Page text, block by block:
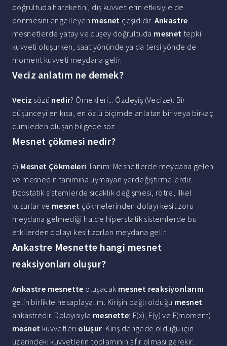
doğrultuda hareketini, dış kuvvetlerin etkisiyle de
dönmesini engelleyen mesnet çeşididir. Ankastre
mesnetlerde yatay ve düşey doğrultuda mesnet tepki
kuvveti oluşurken, saat yönünde ya da tersi yönde de
moment kuvveti meydana gelir.
Veciz anlatım ne demek?
Veciz sözü nedir? Örnekleri... Özdeyiş (Vecize): Bir
düşünceyi en kısa, en özlü biçimde anlatan bir veya birkaç
cümleden oluşan bilgece söz.
Mesnet çökmesi nedir?
c) Mesnet Çökmeleri Tanım: Mesnetlerde meydana gelen
ve mesnedin tanımına uymayan yerdeğiştirmelerdir.
Đzostatik sistemlerde sıcaklık değişmesi, rötre, ilkel
kusurlar ve mesnet çökmelerinden dolayı kesit zoru
meydana gelmediği halde hiperstatik sistemlerde bu
etkilerden dolayı kesit zorları meydana gelir.
Ankastre Mesnette hangi mesnet
reaksiyonları oluşur?
Ankastre mesnette oluşacak mesnet reaksiyonlarını
gelin birlikte hesaplayalım. Kirişin bağlı olduğu mesnet
ankastredir. Dolayısıyla mesnette; F(x), F(y) ve F(moment)
mesnet kuvvetleri oluşur. Kiriş dengede olduğu için
üzerindeki kuvvetlerin toplamının sıfır olması gerekir.